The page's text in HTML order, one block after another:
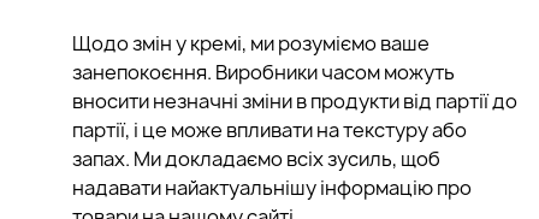
Щодо змін у кремі, ми розуміємо ваше
занепокоєння. Виробники часом можуть
вносити незначні зміни в продукти від партії до
партії, і це може впливати на текстуру або
запах. Ми докладаємо всіх зусиль, щоб
надавати найактуальнішу інформацію про